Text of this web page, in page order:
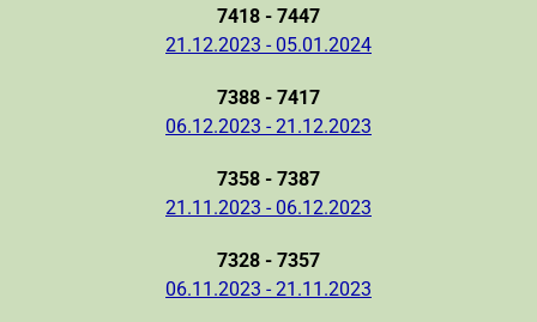
7418 - 7447
21.12.2023 - 05.01.2024
7388 - 7417
06.12.2023 - 21.12.2023
7358 - 7387
21.11.2023 - 06.12.2023
7328 - 7357
06.11.2023 - 21.11.2023